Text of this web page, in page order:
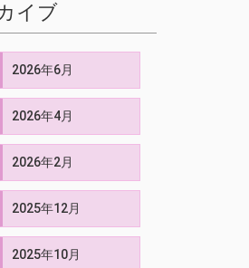
イブ
2026年6月
2026年4月
2026年2月
2025年12月
2025年10月